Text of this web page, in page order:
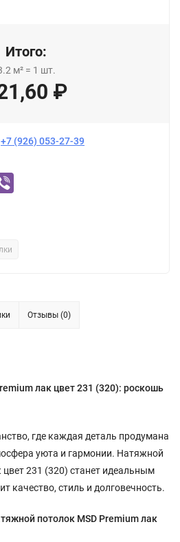
Итого:
м²= 1 шт.
₽
+7 (926) 053-27-39
Отзывы (0)
лак цвет 231 (320): роскошь
где каждая деталь продумана
уюта и гармонии. Натяжной
цвет 231 (320) станет идеальным
качество, стиль и долговечность.
потолок MSD Premium лак